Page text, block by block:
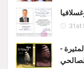
31st
-